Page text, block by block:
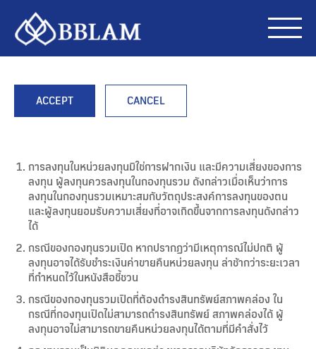
ACCEPT CANCEL
การลงทุนในหน่วยลงทุนมิใช่การฝากเงิน และมีความเสี่ยงของการ
ลงทุน ผู้ลงทุนควรลงทุนในกองทุนรวม ดังกล่าวเมื่อเห็นว่าการ
ลงทุนในกองทุนรวมเหมาะสมกับวัตถุประสงค์การลงทุนของตน
และผู้ลงทุนยอมรับความเสี่ยงที่อาจเกิดขึ้นจากการลงทุนดังกล่าว
ได้
กรณีของกองทุนรวมเปิด หากปรากฏว่ามีเหตุการณ์ไม่ปกติ ผู้
ลงทุนอาจได้รับชำระเงินค่าขายคืนหน่วยลงทุน ล่าช้ากว่าระยะเวลา
ที่กำหนดไว้ในหนังสือชี้ชวน
กรณีของกองทุนรวมเปิดที่ต้องดำรงสินทรัพย์สภาพคล่อง ใน
กรณีที่กองทุนเปิดไม่สามารถดำรงสินทรัพย์ สภาพคล่องได้ ผู้
ลงทุนอาจไม่สามารถขายคืนหน่วยลงทุนได้ตามที่มีคำสั่งไว้